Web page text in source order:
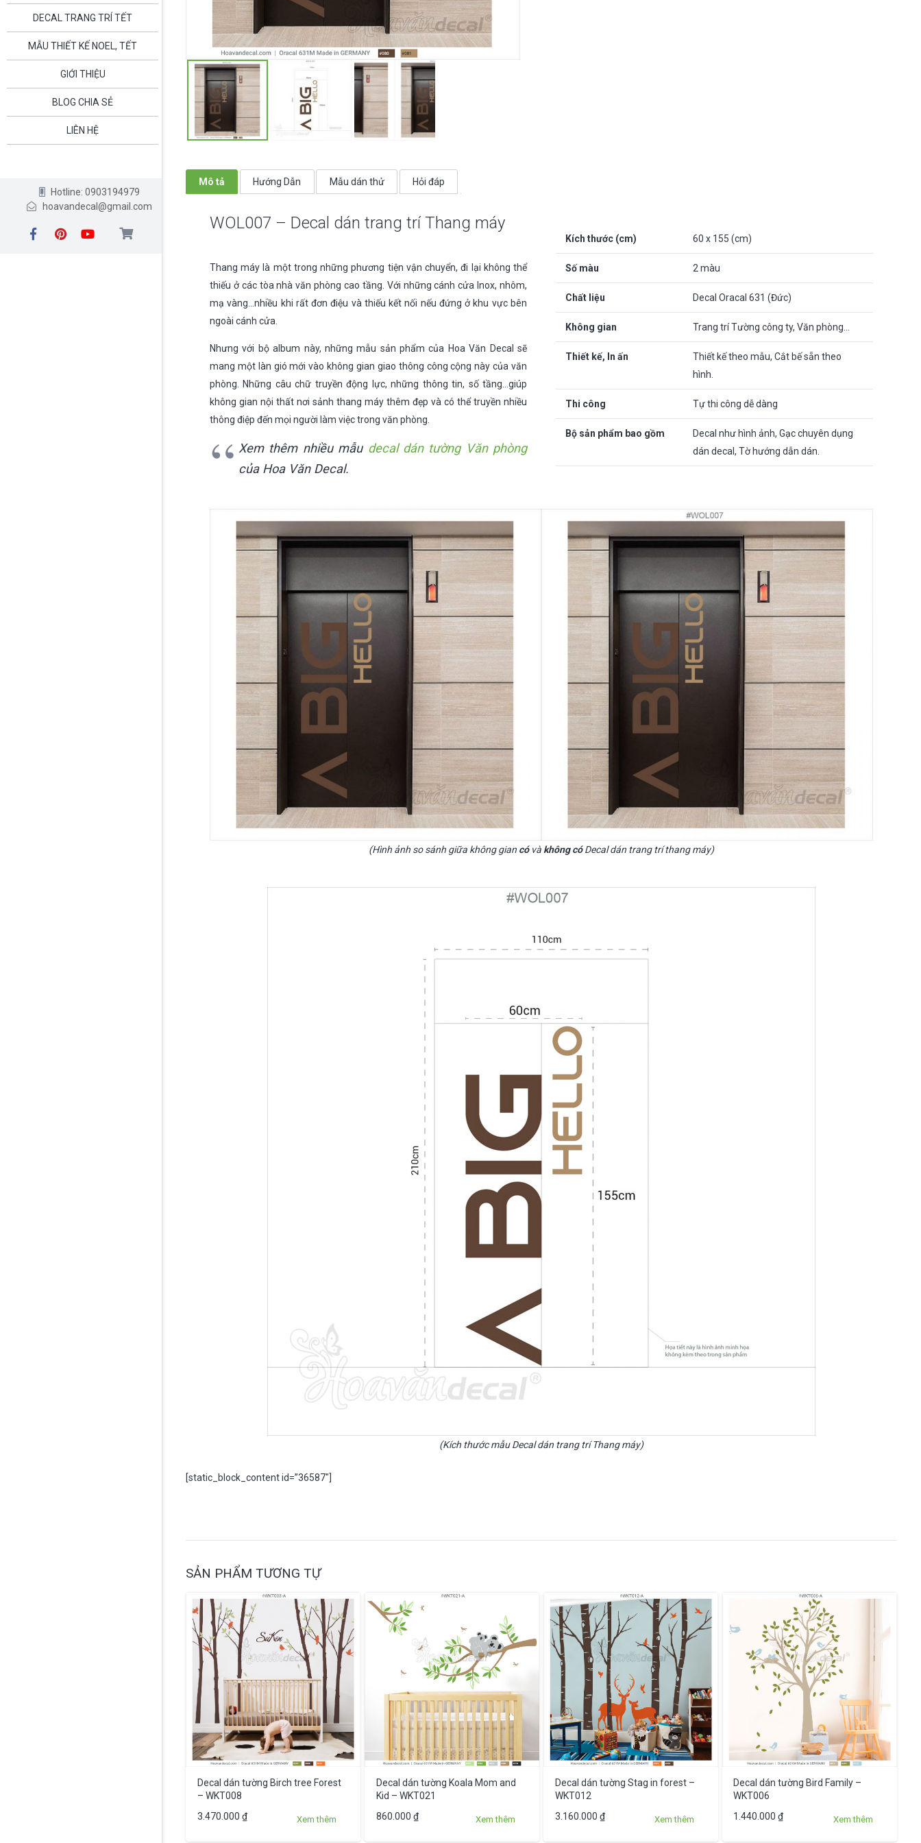
DECAL TRANG TRÍ TẾT
MẪU THIẾT KẾ NOEL, TẾT
GIỚI THIỆU
BLOG CHIA SẺ
LIÊN HỆ
Hotline: 0903194979
hoavandecal@gmail.com
Mô tả Hướng Dẫn Mẫu dán thử Hỏi đáp
WOL007 – Decal dán trang trí Thang máy
Thang máy là một trong những phương tiện vận chuyển, đi lại không thể
thiếu ở các tòa nhà văn phòng cao tầng. Với những cánh cửa Inox, nhôm,
mạ vàng…nhiều khi rất đơn điệu và thiếu kết nối nếu đứng ở khu vực bên
ngoài cánh cửa.
Nhưng với bộ album này, những mẫu sản phẩm của Hoa Văn Decal sẽ
mang một làn gió mới vào không gian giao thông công cộng này của văn
phòng. Những câu chữ truyền động lực, những thông tin, số tầng…giúp
không gian nội thất nơi sảnh thang máy thêm đẹp và có thể truyền nhiều
thông điệp đến mọi người làm việc trong văn phòng.
Xem thêm nhiều mẫu decal dán tường Văn phòng
của Hoa Văn Decal.
Kích thước (cm) 60 x 155 (cm)
Số màu 2 màu
Chất liệu Decal Oracal 631 (Đức)
Không gian Trang trí Tường công ty, Văn phòng…
Thiết kế, In ấn
Thiết kế theo mẫu, Cắt bế sẵn theo
hình.
Thi công Tự thi công dễ dàng
Bộ sản phẩm bao gồm
Decal như hình ảnh, Gạc chuyên dụng
dán decal, Tờ hướng dẫn dán.
(Hình ảnh so sánh giữa không gian cóvà không cóDecal dán trang trí thang máy)
(Kích thước mẫu Decal dán trang trí Thang máy)
[static_block_content id=”36587″]
SẢN PHẨM TƯƠNG TỰ
Decal dán tường Birch tree Forest
– WKT008
3.470.000 ₫ Xem thêm
Sản
Decal dán tường Koala Mom and
Kid – WKT021
860.000 ₫ Xem thêm
Sản
Decal dán tường Stag in forest –
WKT012
3.160.000 ₫ Xem thêm
Sản
Decal dán tường Bird Family –
WKT006
1.440.000₫ Xem thêm